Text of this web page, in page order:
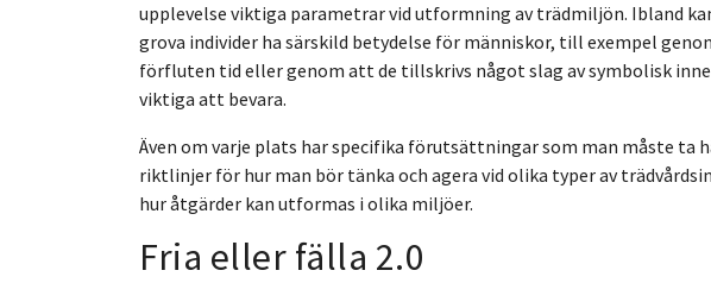
upplevelse viktiga parametrar vid utformning av trädmiljön. Ibland
grova individer ha särskild betydelse för människor, till exempel
förfluten tid eller genom att de tillskrivs något slag av symbolisk
viktiga att bevara.
Även om varje plats har specifika förutsättningar som man måste ta
riktlinjer för hur man bör tänka och agera vid olika typer av
hur åtgärder kan utformas i olika miljöer.
Fria eller fälla 2.0